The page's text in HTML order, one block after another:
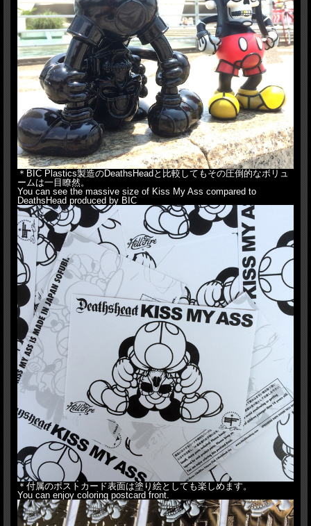
下ろしのBBT Skullピンズが付属します。
HxWxD:22.5x24x15cm(KMA)
＊BIC Plastics製造のDeathsHeadと比較してもその圧倒的なボリュ
ームは一目瞭然。
You can see the massive size of Kiss My Ass compared to
DeathsHead produced by BIC
＊付属のポストカード表面は塗り絵としても楽しめます。
You can enjoy coloring postcard front.